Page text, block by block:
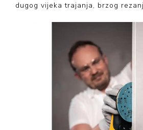
dugog vijeka trajanja, brzog